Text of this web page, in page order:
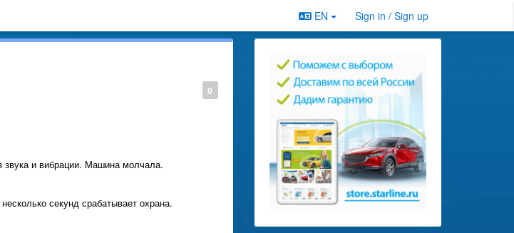
EN Sign in / Sign up
0
звука и вибрации. Машина молчала.
секунд срабатывает охрана.